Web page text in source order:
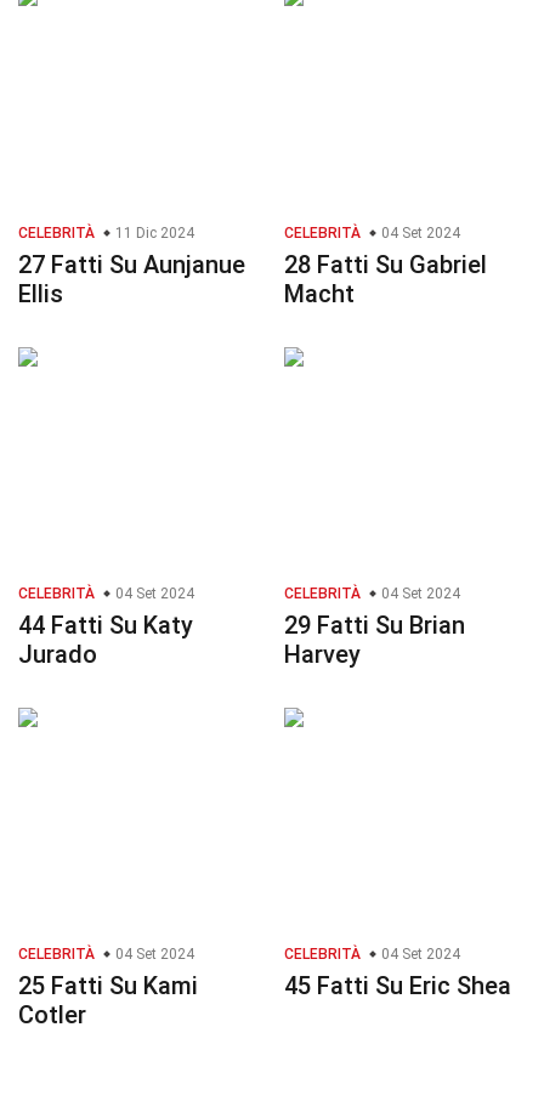
CELEBRITÀ 11 Dic 2024
27 Fatti Su Aunjanue
Ellis
CELEBRITÀ 04 Set 2024
28 Fatti Su Gabriel
Macht
CELEBRITÀ 04 Set 2024
44 Fatti Su Katy
Jurado
CELEBRITÀ 04 Set 2024
29 Fatti Su Brian
Harvey
CELEBRITÀ 04 Set 2024
25 Fatti Su Kami
Cotler
CELEBRITÀ 04 Set 2024
45 Fatti Su Eric Shea